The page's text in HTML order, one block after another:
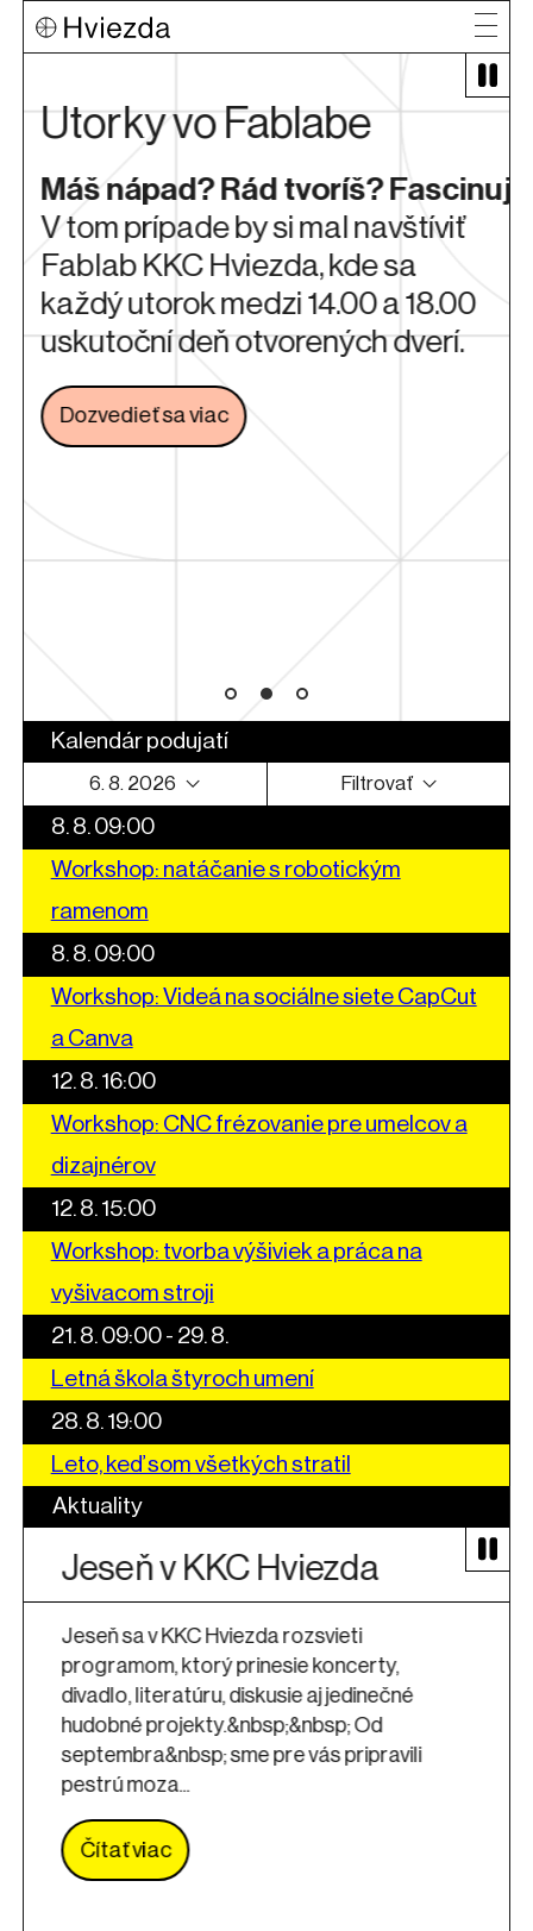
Utorky vo Fablabe
Máš nápad? Rád tvoríš?
V tom prípade by si mal navštíviť
Fablab KKC Hviezda, kde sa
každý utorok medzi 14.00 a 18.00
uskutoční deň otvorených dverí.
Dozvedieť sa viacOdkaz sa otvorí na novej karte
Kalendár podujatí
6. 8. 2026 Filtrovať
8. 8. 09:00
Workshop: natáčanie s robotickým
ramenom
8. 8. 09:00
Workshop: Videá na sociálne siete CapCut
a Canva
12. 8. 16:00
Workshop: CNC frézovanie pre umelcov a
dizajnérov
12. 8. 15:00
Workshop: tvorba výšiviek a práca na
vyšivacom stroji
21. 8. 09:00 - 29. 8.
Letná škola štyroch umení
28. 8. 19:00
Leto, keď som všetkých stratil
Aktuality
Jeseň v KKC Hviezda
Jeseň sa v KKC Hviezda rozsvieti
programom, ktorý prinesie koncerty,
divadlo, literatúru, diskusie aj jedinečné
hudobné projekty.&nbsp;&nbsp; Od
septembra&nbsp; sme pre vás pripravili
pestrú moza...
Čítať viac